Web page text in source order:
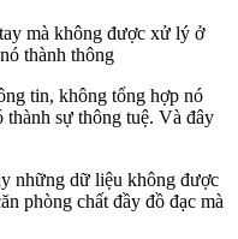
mà không được xử lý ở
thành thông
tin, không tổng hợp nó
sự thông tuệ. Và đây
những dữ liệu không được
phòng chất đầy đồ đạc mà